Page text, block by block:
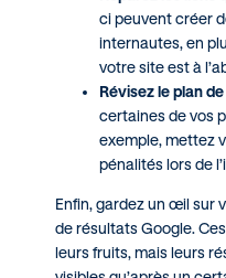
ci peuvent créer
internautes, en
votre site est à
Révisez le plan
certaines de vos
exemple, mettez
pénalités lors de
Enfin, gardez un œil sur
de résultats Google.
leurs fruits, mais leurs